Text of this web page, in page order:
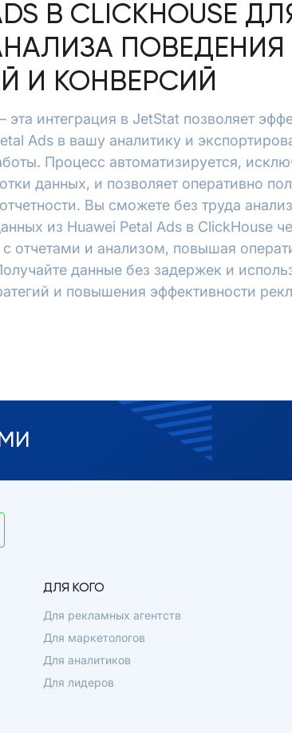
В CLICKHOUSE
ПОВЕДЕНИЯ
И КОНВЕРСИЙ
эта интеграция в JetStat позволяет
Ads в вашу аналитику и
Процесс автоматизируется,
данных, и позволяет оперативно
Вы сможете без труда
из Huawei Petal Ads в ClickHouse
отчетами и анализом, повышая
данные без задержек и
и повышения эффективности
ДЛЯ КОГО
Для рекламных агентств
Для маркетологов
Для аналитиков
Для лидеров